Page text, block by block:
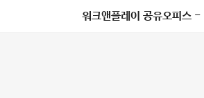
워크앤플레이 공유오피스 -